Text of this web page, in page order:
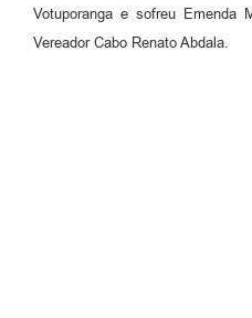
Votuporanga e sofreu Emenda
Vereador Cabo Renato Abdala.